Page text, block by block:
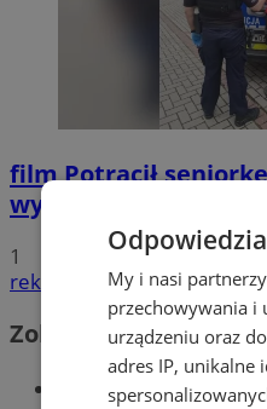
filmPotrącił
wypadku. 20-latek
1
reklama
Zobacz również
Wiadomości
My i nasi
przechowywania i
urządzeniu oraz
adres IP, unikalne